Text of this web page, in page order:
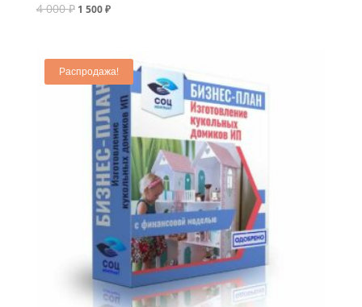
4 000₽ 1 500₽
Распродажа!